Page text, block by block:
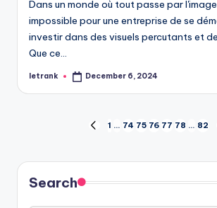
Dans un monde où tout passe par
impossible pour une entreprise de se
investir dans des visuels percutants et
Que ce…
Posted
letrank December 6, 2024
pagination
PREVIOUS
1 … 74 75 76 77 78 … 82
Search